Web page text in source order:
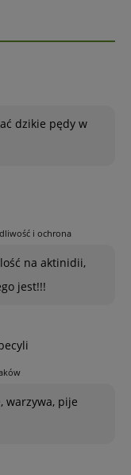
dzikie pędy w
i ochrona
na aktinidii,
jest!!!
warzywa, pije